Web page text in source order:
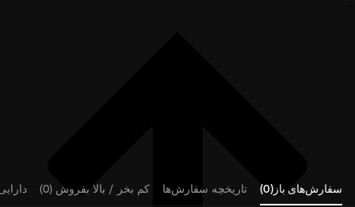
سفارش‌های باز(0) تاریخچه سفارش‌ها کم بخر / بالا بفروش (0)